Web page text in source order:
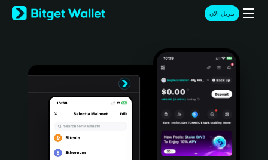
English
日本語
Türkçe
تنزيل الآن